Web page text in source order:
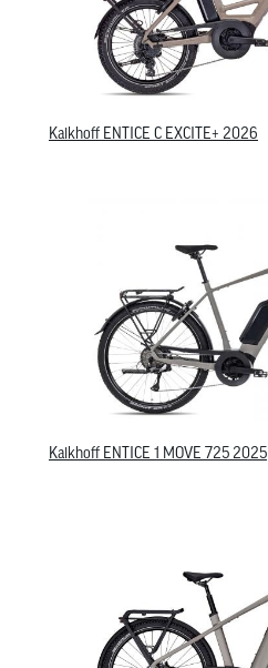
Kalkhoff ENTICE C EXCITE+ 2026
Kalkhoff ENTICE 1 MOVE 725 2025